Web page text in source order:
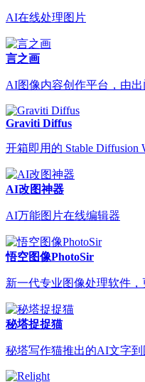
AI在线处理图片
言之画
AI图像内容创作平台，由出
Graviti Diffus
开箱即用的 Stable
AI改图神器
AI万能图片在线编辑器
悟空图像PhotoSir
新一代专业图像处理软件
秘塔捉捉猫
秘塔写作猫推出的AI文字